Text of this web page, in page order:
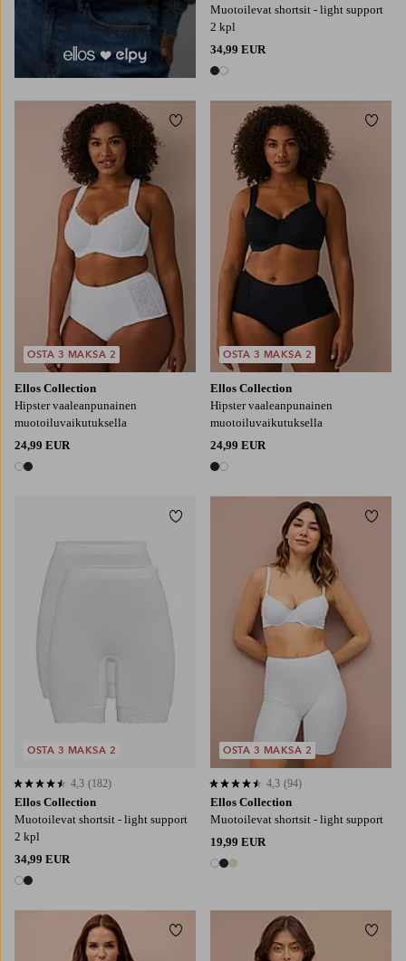
Muotoilevat shortsit - light support
2 kpl
34,99 EUR
2 värejä
Ellos Collection
Hipster vaaleanpunainen
muotoiluvaikutuksella
24,99 EUR
2 värejä
OSTA 3 MAKSA 2
Lisää suosikkeihin
2XL
Ellos Collection
Hipster vaaleanpunainen
muotoiluvaikutuksella
24,99 EUR
2 värejä
OSTA 3 MAKSA 2
XL
Ellos Collection
Muotoilevat shortsit - light support
2 kpl
34,99 EUR
2 värejä
4,3 perustuen 182 arvosanaan
4,3 (182)
OSTA 3 MAKSA 2
Lisää suosikkeihin
Ellos Collection
Muotoilevat shortsit - light support
19,99 EUR
3 värejä
4,3 perustuen 94 arvosanaan
4,3 (94)
OSTA 3 MAKSA 2
46/4850/5254/56
Lisää suosikkeihin